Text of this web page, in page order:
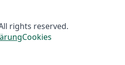
rights reserved.
Cookies